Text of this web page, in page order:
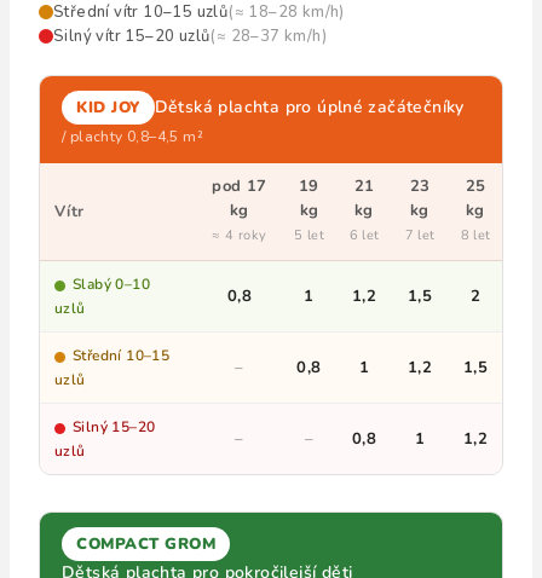
Střední vítr 10–15 uzlů(≈ 18–28 km/h)
Silný vítr 15–20 uzlů(≈ 28–37 km/h)
KID JOY Dětská plachta pro úplné začátečníky
/ plachty 0,8–4,5 m²
Vítr
pod 17
kg
≈ 4 roky
19
kg
5 let
21
kg
6 let
23
kg
7 let
25
kg
8 let
Slabý 0–10
uzlů
0,8 1 1,2 1,5 2
Střední 10–15
uzlů
– 0,8 1 1,2 1,5
Silný 15–20
uzlů
– – 0,8 1 1,2
COMPACT GROM
Dětská plachta pro pokročilejší děti